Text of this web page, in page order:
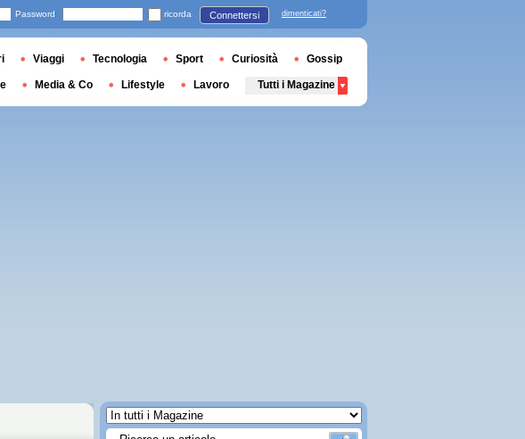
Password ricorda Connettersi dimenticati?
Viaggi Tecnologia Sport Curiosità Gossip
Media & Co Lifestyle Lavoro Tutti i Magazine